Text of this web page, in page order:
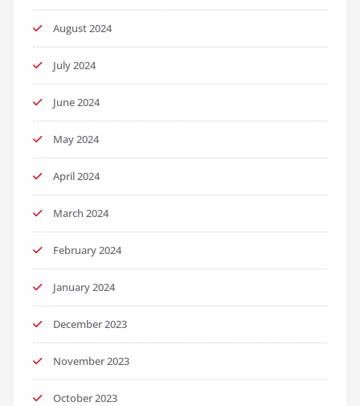
August 2024
July 2024
June 2024
May 2024
April 2024
March 2024
February 2024
January 2024
December 2023
November 2023
October 2023